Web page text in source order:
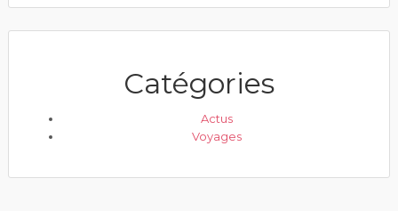
Catégories
Actus
Voyages